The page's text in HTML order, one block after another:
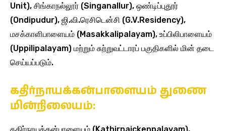
Unit), சிங்காநல்லூர் (Singanallur), ஒண்டிப்புதூர்
(Ondipudur), ஜி.வி.ரெசிடென்சி (G.V.Residency),
மசக்காளிபாளையம் (Masakkalipalayam), உப்பிலிபாளையம்
(Uppilipalayam) மற்றும் சுற்றுவட்டாரப் பகுதிகளில் மின் தடை
செய்யப்படும்.
கதிர்நாயக்கன்பாளையம் துணை
மின்நிலையம்:
கதிர்நாயக்கன்பாளையம் (Kathirnaickenpalayam),